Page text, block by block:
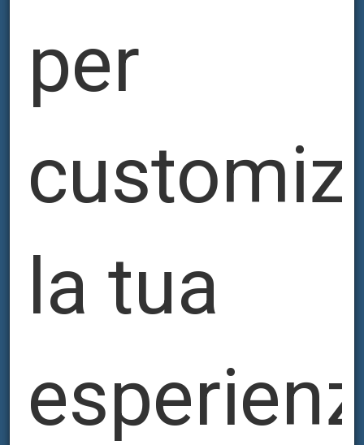
per
la tua